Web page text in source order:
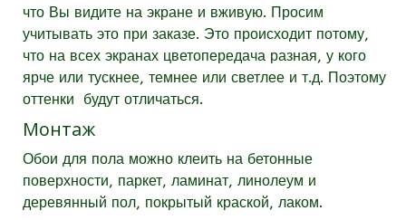
что Вы видите на экране и вживую. Просим
учитывать это при заказе. Это происходит потому,
что на всех экранах цветопередача разная, у кого
ярче или тускнее, темнее или светлее и т.д. Поэтому
оттенки будут отличаться.
Монтаж
Обои для пола можно клеить на бетонные
поверхности, паркет, ламинат, линолеум и
деревянный пол, покрытый краской, лаком.